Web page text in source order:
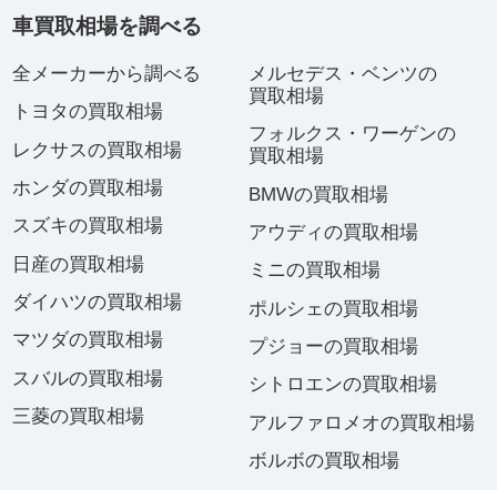
車買取相場を調べる
全メーカーから調べる
トヨタの買取相場
レクサスの買取相場
ホンダの買取相場
スズキの買取相場
日産の買取相場
ダイハツの買取相場
マツダの買取相場
スバルの買取相場
三菱の買取相場
メルセデス・ベンツの
買取相場
フォルクス・ワーゲンの
買取相場
BMWの買取相場
アウディの買取相場
ミニの買取相場
ポルシェの買取相場
プジョーの買取相場
シトロエンの買取相場
アルファロメオの買取相場
ボルボの買取相場